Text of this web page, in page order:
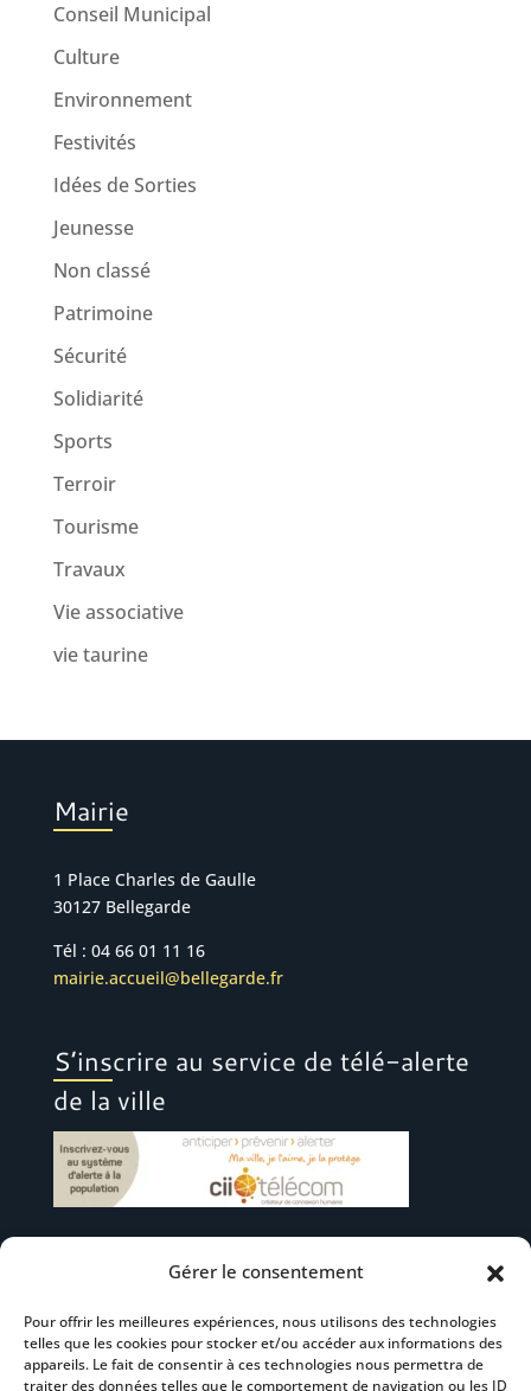
Gérer le consentement
Pour offrir les meilleures expériences, nous utilisons des technologies
telles que les cookies pour stocker et/ou accéder aux informations des
appareils. Le fait de consentir à ces technologies nous permettra de
traiter des données telles que le comportement de navigation ou les ID
Conseil Municipal
Culture
Environnement
Festivités
Idées de Sorties
Jeunesse
Non classé
Patrimoine
Sécurité
Solidiarité
Sports
Terroir
Tourisme
Travaux
Vie associative
vie taurine
Mairie
1 Place Charles de Gaulle
30127 Bellegarde
Tél : 04 66 01 11 16
mairie.accueil@bellegarde.fr
S’inscrire au service de télé-alerte
de la ville
Suivez-nous